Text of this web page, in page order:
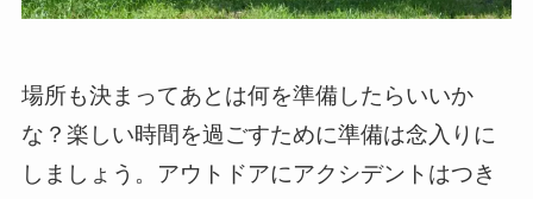
場所も決まってあとは何を準備したらいいか
な？楽しい時間を過ごすために準備は念入りに
しましょう。アウトドアにアクシデントはつき